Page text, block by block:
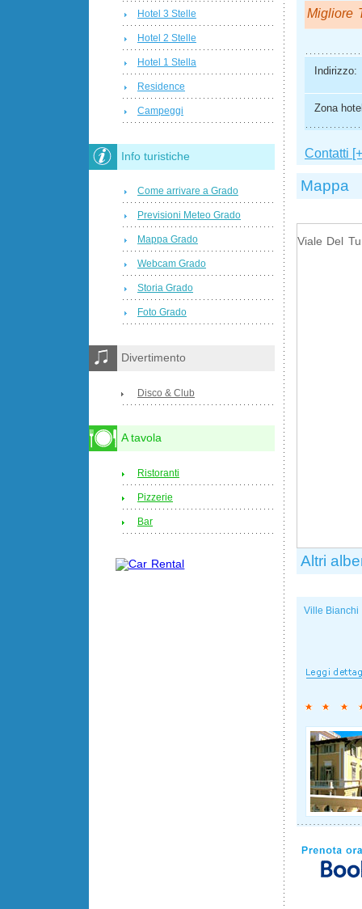
Migliore
Indirizzo:
Zona
Contatti
Mappa
Viale Del
Altri
Ville Bianchi
Hotel 3 Stelle
Hotel 2 Stelle
Hotel 1 Stella
Residence
Campeggi
Info turistiche
Come arrivare a Grado
Previsioni Meteo Grado
Mappa Grado
Webcam Grado
Storia Grado
Foto Grado
Divertimento
Disco & Club
A tavola
Ristoranti
Pizzerie
Bar